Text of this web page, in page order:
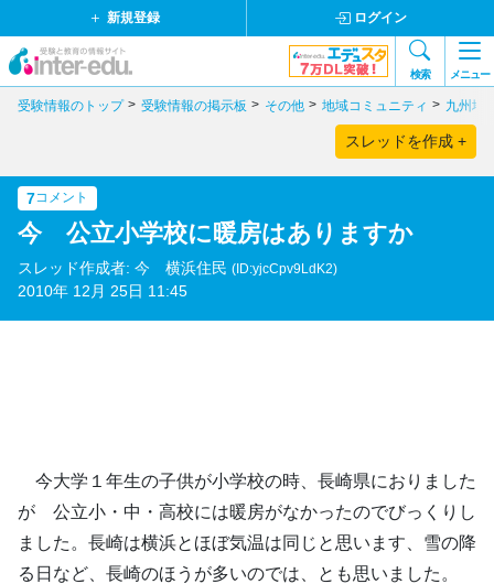
新規登録 ログイン
検索 メニュー
受験情報のトップ 受験情報の掲示板 その他 地域コミュニティ 九州地
スレッドを作成 +
7コメント
今 公立小学校に暖房はありますか
スレッド作成者: 今 横浜住民 (ID:yjcCpv9LdK2)
2010年 12月 25日 11:45
今大学１年生の子供が小学校の時、長崎県におりました
が 公立小・中・高校には暖房がなかったのでびっくりし
ました。長崎は横浜とほぼ気温は同じと思います、雪の降
る日など、長崎のほうが多いのでは、とも思いました。